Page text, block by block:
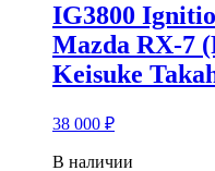
IG3800
Mazda RX-7
Keisuke
38 000 ₽
В наличии